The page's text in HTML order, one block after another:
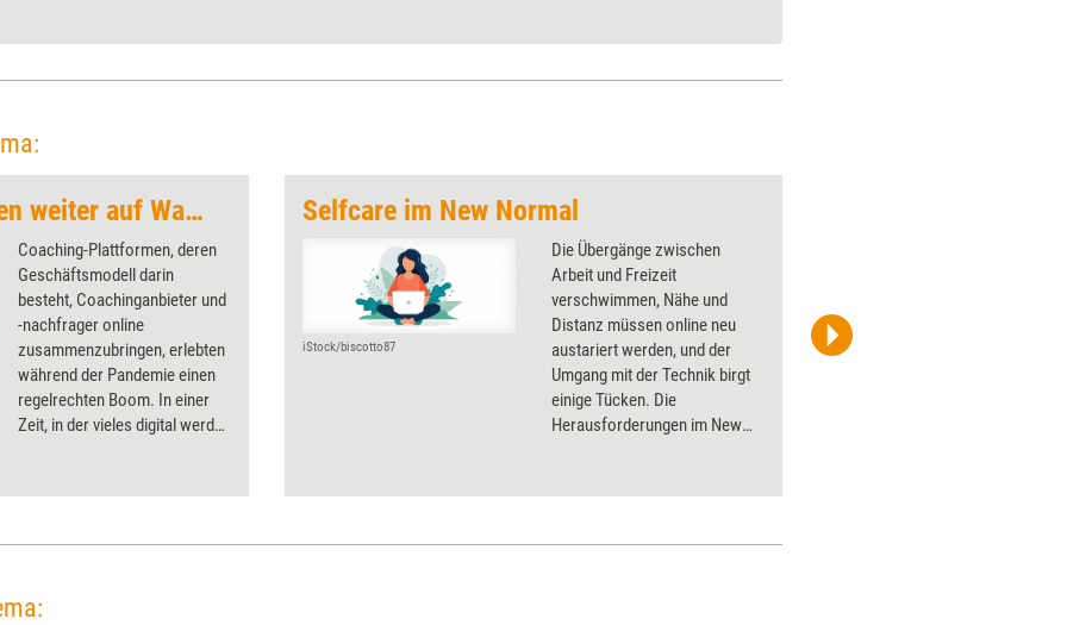
Coaching-Plattformen weiter auf Wachstumskurs
Coaching-Plattformen, deren
Geschäftsmodell darin
besteht, Coachinganbieter und
-nachfrager online
zusammenzubringen, erlebten
während der Pandemie einen
regelrechten Boom. In einer
Zeit, in der vieles digital werden
Coachees für eine
wo stehen sie heute? Training
Entwicklung der sogenannten
Selfcare im New Normal
iStock/biscotto87
Die Übergänge zwischen
Arbeit und Freizeit
verschwimmen, Nähe und
Distanz müssen online neu
austariert werden, und der
Umgang mit der Technik birgt
einige Tücken. Die
Herausforderungen im New
wichtiger. Wie Beratende es
Teilnehmenden wieder in
iStock/Merlas